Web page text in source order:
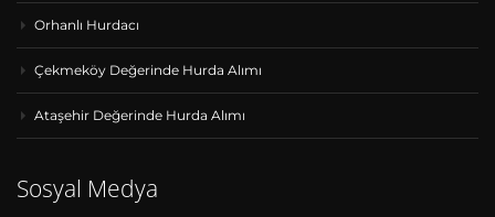
Orhanlı Hurdacı
Çekmeköy Değerinde Hurda Alımı
Ataşehir Değerinde Hurda Alımı
Sosyal Medya